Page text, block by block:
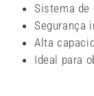
Sistema de
Segurança
Alta
Ideal para